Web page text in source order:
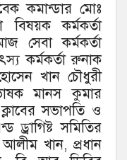
কমান্ডার মোঃ
বিষয়ক কর্মকর্তা
সেবা কর্মকর্তা
কর্মকর্তা রুনাক
খান চৌধুরী
মানস কুমার
ক্লাবের সভাপতি ও
ড্রাগিষ্ট সমিতির
খান, প্রধান